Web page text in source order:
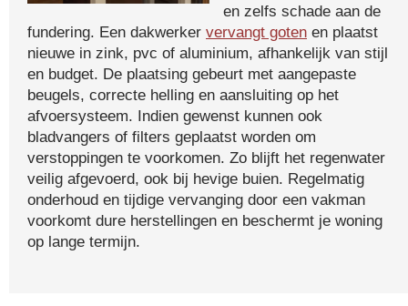
en zelfs schade aan de
fundering. Een dakwerker vervangt goten en plaatst
nieuwe in zink, pvc of aluminium, afhankelijk van stijl
en budget. De plaatsing gebeurt met aangepaste
beugels, correcte helling en aansluiting op het
afvoersysteem. Indien gewenst kunnen ook
bladvangers of filters geplaatst worden om
verstoppingen te voorkomen. Zo blijft het regenwater
veilig afgevoerd, ook bij hevige buien. Regelmatig
onderhoud en tijdige vervanging door een vakman
voorkomt dure herstellingen en beschermt je woning
op lange termijn.